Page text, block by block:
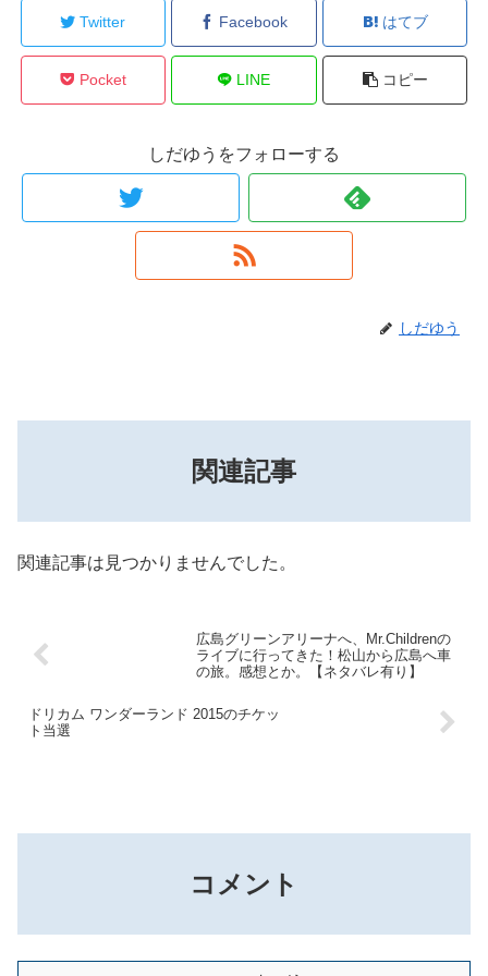
Twitter Facebook はてブ
Pocket LINE コピー
しだゆうをフォローする
しだゆう
関連記事
関連記事は見つかりませんでした。
広島グリーンアリーナへ、Mr.Childrenの
ライブに行ってきた！松山から広島へ車
の旅。感想とか。【ネタバレ有り】
ドリカム ワンダーランド 2015のチケッ
ト当選
コメント